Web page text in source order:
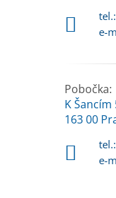
tel.:
e-
Pobočka:
K Šancím
163 00
tel.:
e-